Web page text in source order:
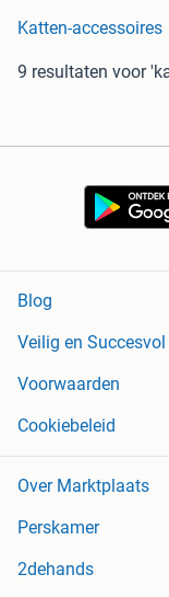
Katten-accessoires
9 resultaten voor
Blog
Veilig en Succesvol
Voorwaarden
Cookiebeleid
Over Marktplaats
Perskamer
2dehands